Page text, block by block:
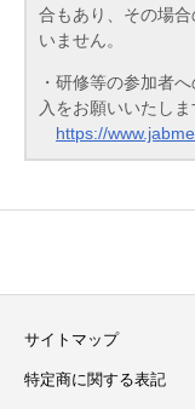
合もあり、その場
いません。
・研修等の参加者
入をお願いいたしま
https://
サイトマップ
特定商に関する表記